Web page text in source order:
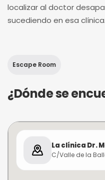
localizar al doctor
sucediendo en esa clínica.
Escape Room
¿Dónde se
La clínica Dr.
C/Valle de la